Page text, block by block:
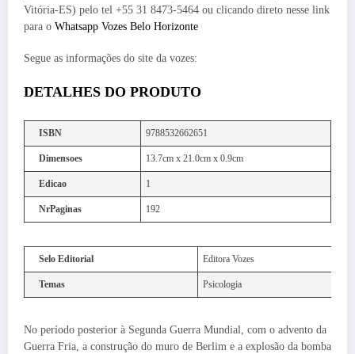
Vitória-ES) pelo tel +55 31 8473-5464 ou clicando direto nesse link
para o Whatsapp Vozes Belo Horizonte
Segue as informações do site da vozes:
DETALHES DO PRODUTO
ISBN 9788532662651
Dimensoes 13.7cm x 21.0cm x 0.9cm
Edicao 1
NrPaginas 192
Selo Editorial Editora Vozes
Temas Psicologia
No período posterior à Segunda Guerra Mundial, com o advento da
Guerra Fria, a construção do muro de Berlim e a explosão da bomba